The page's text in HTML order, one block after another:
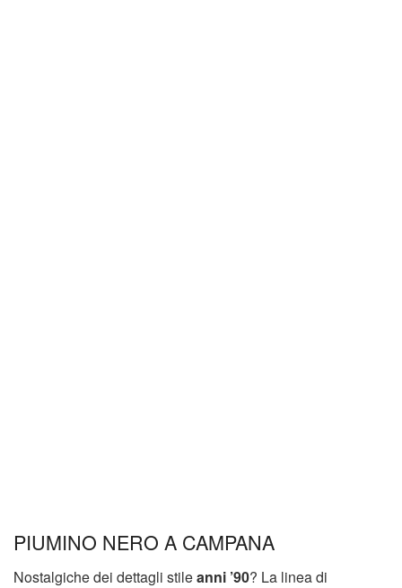
PIUMINO NERO A CAMPANA
Nostalgiche dei dettagli stileanni ’90? La linea di